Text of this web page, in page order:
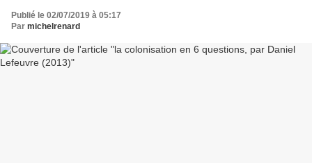
Publié le 02/07/2019 à 05:17
Par michelrenard